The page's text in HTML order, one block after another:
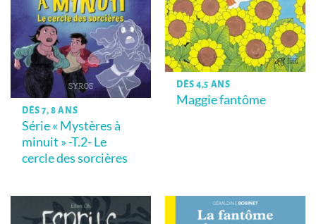
DÈS 7, 8 ANS
Série « Mystères à
minuit » -T.2- Le
cercle des sorcières
DÈS 4,5 ANS
Maggie fantôme